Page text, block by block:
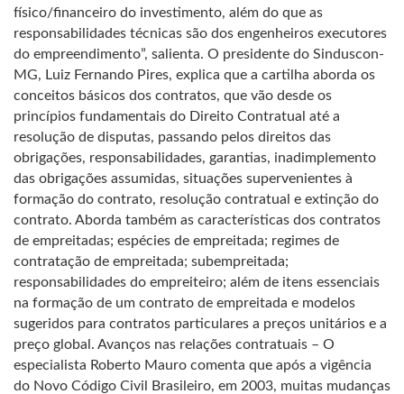
físico/financeiro do investimento, além do que as
responsabilidades técnicas são dos engenheiros executores
do empreendimento”, salienta. O presidente do Sinduscon-
MG, Luiz Fernando Pires, explica que a cartilha aborda os
conceitos básicos dos contratos, que vão desde os
princípios fundamentais do Direito Contratual até a
resolução de disputas, passando pelos direitos das
obrigações, responsabilidades, garantias, inadimplemento
das obrigações assumidas, situações supervenientes à
formação do contrato, resolução contratual e extinção do
contrato. Aborda também as características dos contratos
de empreitadas; espécies de empreitada; regimes de
contratação de empreitada; subempreitada;
responsabilidades do empreiteiro; além de itens essenciais
na formação de um contrato de empreitada e modelos
sugeridos para contratos particulares a preços unitários e a
preço global. Avanços nas relações contratuais – O
especialista Roberto Mauro comenta que após a vigência
do Novo Código Civil Brasileiro, em 2003, muitas mudanças